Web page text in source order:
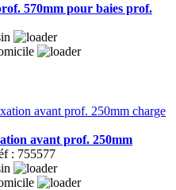
570mm pour baies prof.
avant prof. 250mm
: 755577